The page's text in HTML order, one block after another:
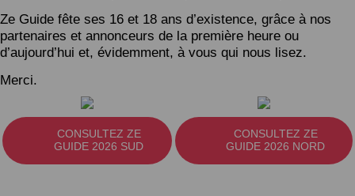
Ze Guide fête ses 16 et 18 ans d’existence, grâce à nos
partenaires et annonceurs de la première heure ou
d’aujourd’hui et, évidemment, à vous qui nous lisez.
Merci.
CONSULTEZ ZE
GUIDE 2026 SUD
CONSULTEZ ZE
GUIDE 2026 NORD